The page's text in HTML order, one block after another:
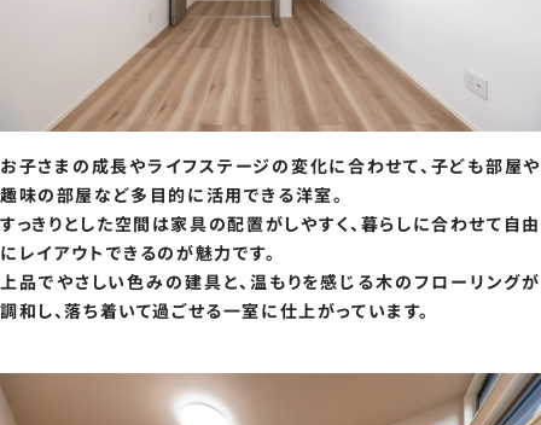
お子さまの成長やライフステージの変化に合わせて、子ども部屋や
趣味の部屋など多目的に活用できる洋室。
すっきりとした空間は家具の配置がしやすく、暮らしに合わせて自由
にレイアウトできるのが魅力です。
上品でやさしい色みの建具と、温もりを感じる木のフローリングが
調和し、落ち着いて過ごせる一室に仕上がっています。